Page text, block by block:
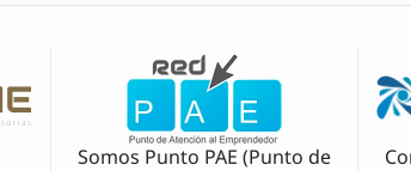
Somos Punto PAE (Punto de